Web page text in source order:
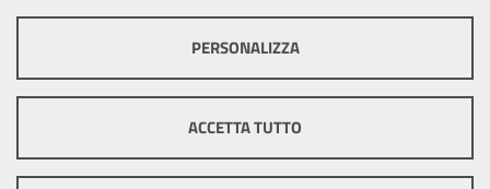
ottimale per ogni utente. Essi non raccolgono i tuoi dati e le tue
informazioni di navigazione per scopi di marketing e profilazione, e
pertanto possono essere utilizzati senza bisogno di acquisire il tuo
PERSONALIZZA
ACCETTA TUTTO